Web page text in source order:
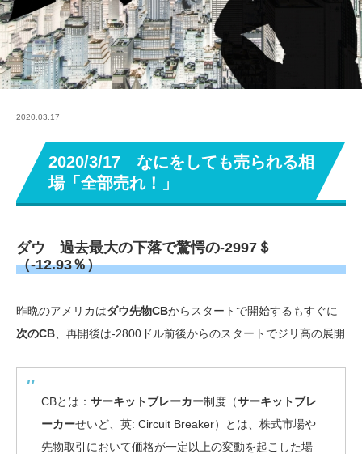
2020.03.17
2020/3/17 なにをしても売られる相
場「全部売れ！」
ダウ 過去最大の下落で驚愕の-2997＄
（-12.93％）
昨晩のアメリカはダウ先物CBからスタートで開始するもすぐに
次のCB 、再開後は-2800ドル前後からのスタートでジリ高の展開
CBとは： サーキットブレーカー制度（サーキットブレ
ーカーせいど、英: Circuit Breaker）とは、株式市場や
先物取引において価格が一定以上の変動を起こした場